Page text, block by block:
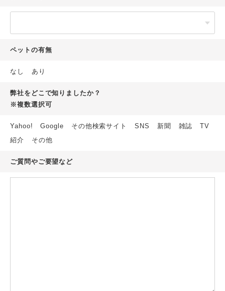
ペットの有無
なし あり
弊社をどこで知りましたか？
※複数選択可
Yahoo! Google その他検索サイト SNS 新聞 雑誌
TV
紹介
その他
ご質問やご要望など